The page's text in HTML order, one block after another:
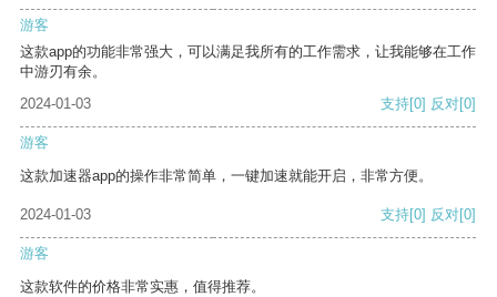
游客
这款app的功能非常强大，可以满足我所有的工作需求，让我能够在工作
中游刃有余。
2024-01-03
支持[0] 反对[0]
游客
这款加速器app的操作非常简单，一键加速就能开启，非常方便。
2024-01-03 支持[0] 反对[0]
游客
这款软件的价格非常实惠，值得推荐。